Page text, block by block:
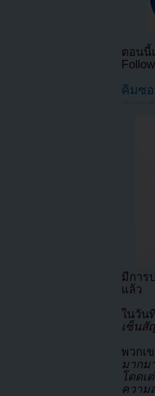
ตอนนี้
คิมซ
มีการ
แล้ว
ในวัน
เซ็นสั
พวก
มากม
โดดเ
ความ